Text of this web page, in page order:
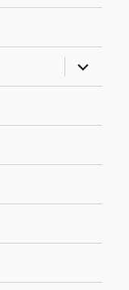
anzeigen